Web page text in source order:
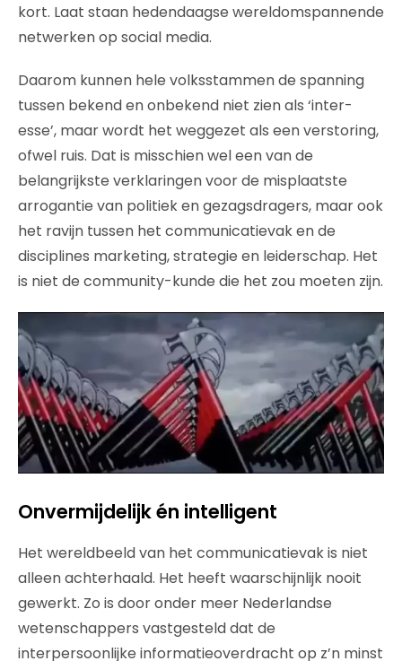
kort. Laat staan hedendaagse wereldomspannende
netwerken op social media.
Daarom kunnen hele volksstammen de spanning
tussen bekend en onbekend niet zien als ‘inter-
esse’, maar wordt het weggezet als een verstoring,
ofwel ruis. Dat is misschien wel een van de
belangrijkste verklaringen voor de misplaatste
arrogantie van politiek en gezagsdragers, maar ook
het ravijn tussen het communicatievak en de
disciplines marketing, strategie en leiderschap. Het
is niet de community-kunde die het zou moeten zijn.
Onvermijdelijk én intelligent
Het wereldbeeld van het communicatievak is niet
alleen achterhaald. Het heeft waarschijnlijk nooit
gewerkt. Zo is door onder meer Nederlandse
wetenschappers vastgesteld dat de
interpersoonlijke informatieoverdracht op z’n minst